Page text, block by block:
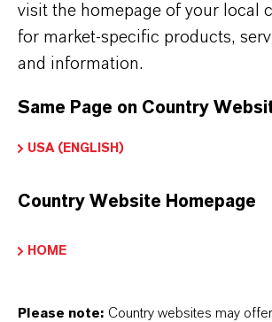
ERHÄLTLICH?
LANXESS HERGESTELLT?
WELCHE ARTEN VON
AN?
visit the homepage of your local
for market-specific products,
and information.
Same Page on Country
USA (ENGLISH)
Country Website Homepage
HOME
Please note: Country websites may offer